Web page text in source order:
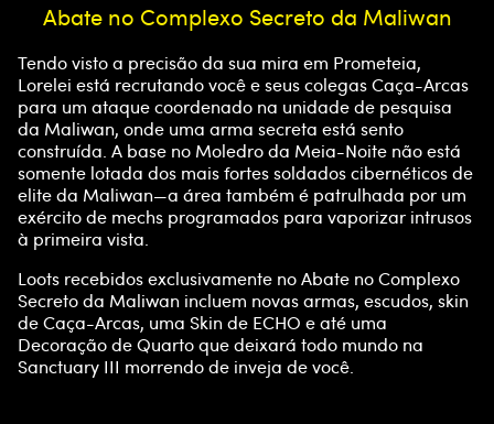
A
c
c
e
p
t
&
P
Abate no Complexo Secreto da Maliwan
Tendo visto a precisão da sua mira em Prometeia,
Lorelei está recrutando você e seus colegas Caça-Arcas
para um ataque coordenado na unidade de pesquisa
da Maliwan, onde uma arma secreta está sento
construída. A base no Moledro da Meia-Noite não está
somente lotada dos mais fortes soldados cibernéticos de
elite da Maliwan—a área também é patrulhada por um
exército de mechs programados para vaporizar intrusos
à primeira vista.
Loots recebidos exclusivamente no Abate no Complexo
Secreto da Maliwan incluem novas armas, escudos, skin
de Caça-Arcas, uma Skin de ECHO e até uma
Decoração de Quarto que deixará todo mundo na
Sanctuary III morrendo de inveja de você.